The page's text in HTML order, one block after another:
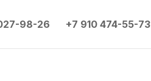
98-26 +7 910 474-55-73